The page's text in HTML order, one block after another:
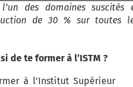
des domaines suscités
de 30 % sur toutes
de te former à l’ISTM ?
à l’Institut Supérieur